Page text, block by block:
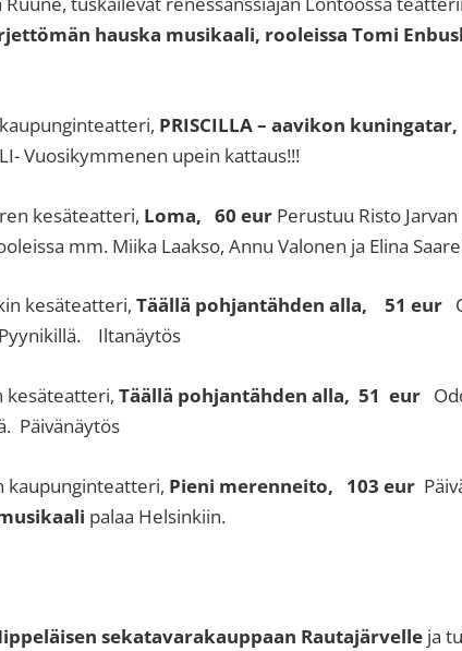
hauska musikaali, rooleissa Tomi
PRISCILLA – aavikon
Vuosikymmenen upein kattaus!!!
kesäteatteri, Loma, 60 eur Perustuu Risto Jarvan
mm. Miika Laakso, Annu Valonen ja Elina
kesäteatteri, Täällä pohjantähden alla, 51 eur
Iltanäytös
kesäteatteri, Täällä pohjantähden alla, 51 eur
Päivänäytös
kaupunginteatteri, Pieni merenneito, 103 eur
palaa Helsinkiin.
sekatavarakauppaan Rautajärvelle ja